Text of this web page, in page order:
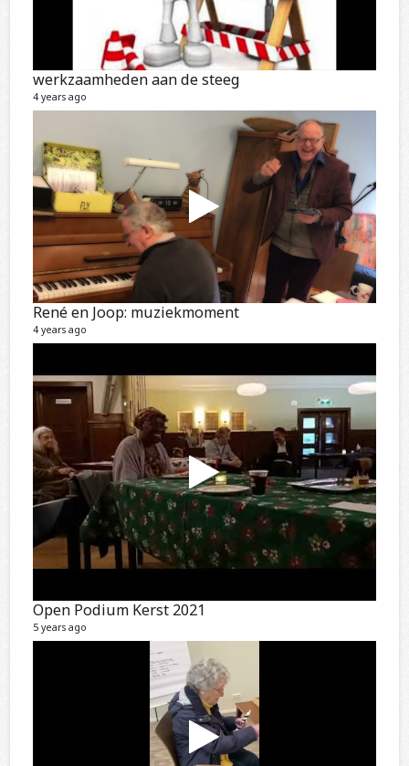
werkzaamheden aan de steeg
4 years ago
René en Joop: muziekmoment
4 years ago
Open Podium Kerst 2021
5 years ago